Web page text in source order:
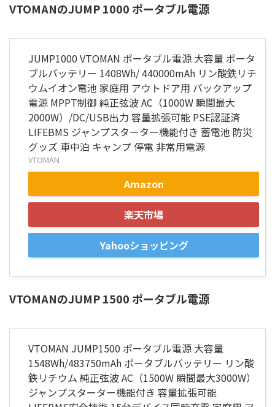
VTOMANのJUMP 1000 ポータブル電源
JUMP1000 VTOMAN ポータブル電源 大容量 ポータ
ブルバッテリー 1408Wh/ 440000mAh リン酸鉄リチ
ウムイオン電池 家庭用 アウトドア用 バックアップ
電源 MPPT制御 純正弦波 AC（1000W 瞬間最大
2000W）/DC/USB出力 容量拡張可能 PSE認証済
LIFEBMS ジャンプスターター機能付き 蓄電池 防災
グッズ 車中泊 キャンプ 停電 非常用電源
VTOMAN
Amazon
楽天市場
Yahooショッピング
VTOMANのJUMP 1500 ポータブル電源
VTOMAN JUMP1500 ポータブル電源 大容量
1548Wh/483750mAh ポータブルバッテリー リン酸
鉄リチウム 純正弦波 AC（1500W 瞬間最大3000W）
ジャンプスターター機能付き 容量拡張可能